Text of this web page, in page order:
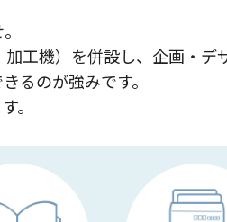
工機）を併設し、企画・デ
るのが強みです。
。